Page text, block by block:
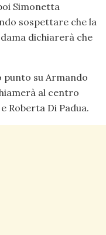
Simonetta
sospettare che la
dichiarerà che
punto su Armando
al centro
Roberta Di Padua.